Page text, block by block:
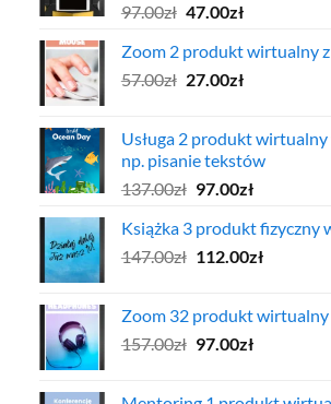
97.00zł Pierwotna
wynosiła:
97.00zł.
47.00złAktualna
wynosi:
47.00zł.
Zoom 2 produkt wirtualny
57.00zł Pierwotna
57.00zł.
27.00złAktualna
27.00zł.
Usługa 2 produkt
np. pisanie tekstów
137.00zł Pierwotna
wynosiła:
137.00zł.
97.00złAktualna
wynosi:
97.00zł.
Książka 3 produkt fizyczny
147.00zł Pierwotna
147.00zł.
112.00złAktualna
112.00zł.
Zoom 32 produkt wirtualny
157.00zł Pierwotna
97.00złAktualna